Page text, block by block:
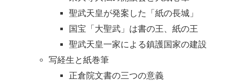
聖武天皇が発案した「紙の長城」
国宝「大聖武」は書の王、紙の王
聖武天皇一家による鎮護国家の建設
写経生と紙巻筆
正倉院文書の三つの意義